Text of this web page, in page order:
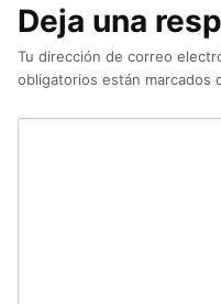
Deja una
Tu dirección de correo
obligatorios están marcados